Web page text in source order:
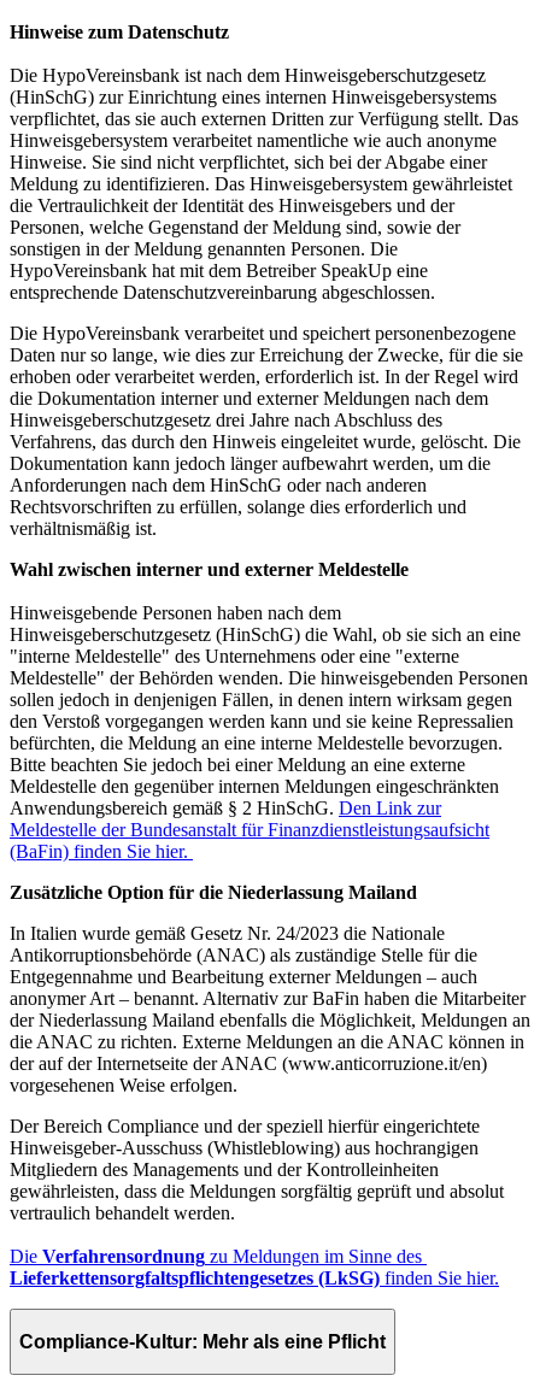
Hinweise zum Datenschutz
Die HypoVereinsbank ist nach dem Hinweisgeberschutzgesetz
(HinSchG) zur Einrichtung eines internen Hinweisgebersystems
verpflichtet, das sie auch externen Dritten zur Verfügung stellt. Das
Hinweisgebersystem verarbeitet namentliche wie auch anonyme
Hinweise. Sie sind nicht verpflichtet, sich bei der Abgabe einer
Meldung zu identifizieren. Das Hinweisgebersystem gewährleistet
die Vertraulichkeit der Identität des Hinweisgebers und der
Personen, welche Gegenstand der Meldung sind, sowie der
sonstigen in der Meldung genannten Personen. Die
HypoVereinsbank hat mit dem Betreiber SpeakUp eine
entsprechende Datenschutzvereinbarung abgeschlossen.
Die HypoVereinsbank verarbeitet und speichert personenbezogene
Daten nur so lange, wie dies zur Erreichung der Zwecke, für die sie
erhoben oder verarbeitet werden, erforderlich ist. In der Regel wird
die Dokumentation interner und externer Meldungen nach dem
Hinweisgeberschutzgesetz drei Jahre nach Abschluss des
Verfahrens, das durch den Hinweis eingeleitet wurde, gelöscht. Die
Dokumentation kann jedoch länger aufbewahrt werden, um die
Anforderungen nach dem HinSchG oder nach anderen
Rechtsvorschriften zu erfüllen, solange dies erforderlich und
verhältnismäßig ist.
Wahl zwischen interner und externer Meldestelle
Hinweisgebende Personen haben nach dem
Hinweisgeberschutzgesetz (HinSchG) die Wahl, ob sie sich an eine
"interne Meldestelle" des Unternehmens oder eine "externe
Meldestelle" der Behörden wenden. Die hinweisgebenden Personen
sollen jedoch in denjenigen Fällen, in denen intern wirksam gegen
den Verstoß vorgegangen werden kann und sie keine Repressalien
befürchten, die Meldung an eine interne Meldestelle bevorzugen.
Bitte beachten Sie jedoch bei einer Meldung an eine externe
Meldestelle den gegenüber internen Meldungen eingeschränkten
Anwendungsbereich gemäß § 2 HinSchG. Den Link zur
Meldestelle der Bundesanstalt für Finanzdienstleistungsaufsicht
(BaFin) finden Sie hier.
Zusätzliche Option für die Niederlassung Mailand
In Italien wurde gemäß Gesetz Nr. 24/2023 die Nationale
Antikorruptionsbehörde (ANAC) als zuständige Stelle für die
Entgegennahme und Bearbeitung externer Meldungen – auch
anonymer Art – benannt. Alternativ zur BaFin haben die Mitarbeiter
der Niederlassung Mailand ebenfalls die Möglichkeit, Meldungen an
die ANAC zu richten. Externe Meldungen an die ANAC können in
der auf der Internetseite der ANAC (www.anticorruzione.it/en)
vorgesehenen Weise erfolgen.
Der Bereich Compliance und der speziell hierfür eingerichtete
Hinweisgeber-Ausschuss (Whistleblowing) aus hochrangigen
Mitgliedern des Managements und der Kontrolleinheiten
gewährleisten, dass die Meldungen sorgfältig geprüft und absolut
vertraulich behandelt werden.
Die Verfahrensordnung zu Meldungen im Sinne des
Lieferkettensorgfaltspflichtengesetzes (LkSG) finden Sie hier.
Compliance-Kultur: Mehr als eine Pflicht